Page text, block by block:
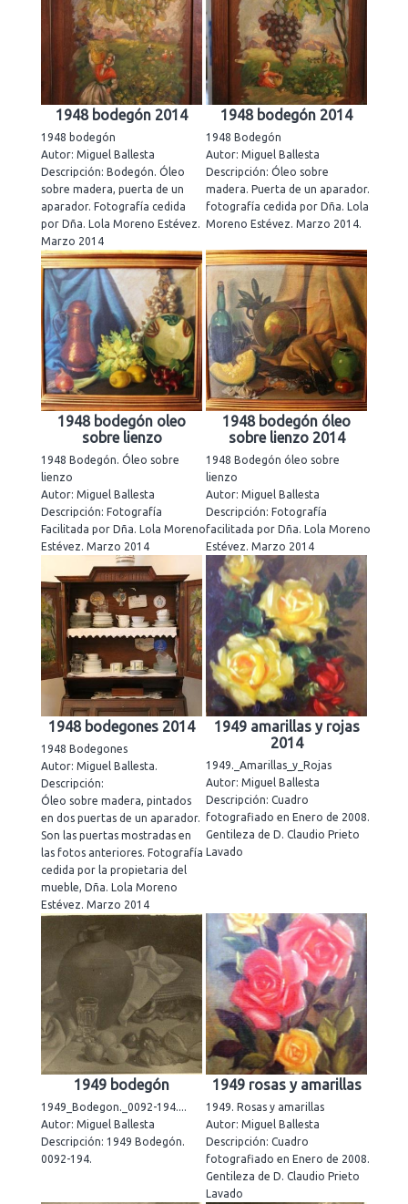
1948 bodegón 2014
1948 bodegón
Autor: Miguel Ballesta
Descripción: Bodegón. Óleo
sobre madera, puerta de un
aparador. Fotografía cedida
por Dña. Lola Moreno Estévez.
Marzo 2014
1948 bodegón 2014
1948 Bodegón
Autor: Miguel Ballesta
Descripción: Óleo sobre
madera. Puerta de un aparador.
fotografía cedida por Dña. Lola
Moreno Estévez. Marzo 2014.
1948 bodegón oleo
sobre lienzo
1948 Bodegón. Óleo sobre
lienzo
Autor: Miguel Ballesta
Descripción: Fotografía
Facilitada por Dña. Lola Moreno
Estévez. Marzo 2014
1948 bodegón óleo
sobre lienzo 2014
1948 Bodegón óleo sobre
lienzo
Autor: Miguel Ballesta
Descripción: Fotografía
facilitada por Dña. Lola Moreno
Estévez. Marzo 2014
1948 bodegones 2014
1948 Bodegones
Autor: Miguel Ballesta.
Descripción:
Óleo sobre madera, pintados
en dos puertas de un aparador.
Son las puertas mostradas en
las fotos anteriores. Fotografía
cedida por la propietaria del
mueble, Dña. Lola Moreno
Estévez. Marzo 2014
1949 amarillas y rojas
2014
1949._Amarillas_y_Rojas
Autor: Miguel Ballesta
Descripción: Cuadro
fotografiado en Enero de 2008.
Gentileza de D. Claudio Prieto
Lavado
1949 bodegón
1949_Bodegon._0092-194....
Autor: Miguel Ballesta
Descripción: 1949 Bodegón.
0092-194.
1949 rosas y amarillas
1949. Rosas y amarillas
Autor: Miguel Ballesta
Descripción: Cuadro
fotografiado en Enero de 2008.
Gentileza de D. Claudio Prieto
Lavado